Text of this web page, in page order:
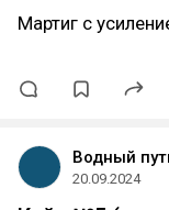
Мартиг с
Водный
20.09.2024